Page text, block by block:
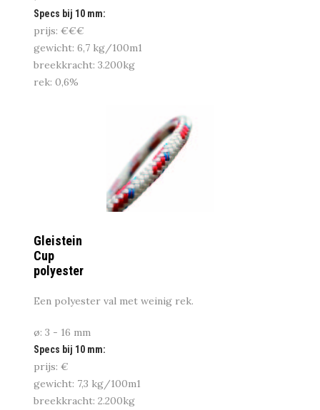
Specs bij 10 mm:
prijs: €€€
gewicht: 6,7 kg/100m1
breekkracht: 3.200kg
rek: 0,6%
Gleistein
Cup
polyester
Een polyester val met weinig rek.
ø: 3 - 16 mm
Specs bij 10 mm:
prijs: €
gewicht: 7,3 kg/100m1
breekkracht: 2.200kg